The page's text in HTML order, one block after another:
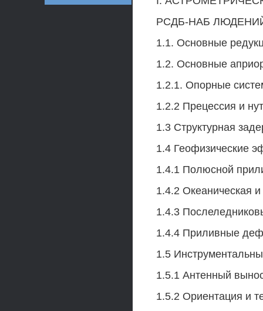
РСДБ-НАБ
1.1. Основные
1.2. Основные
1.2.1. Опорные
1.2.2 Прецессия и
1.3 Структурная
1.4 Геофизические
1.4.1 Полюсной
1.4.2 Океаническая
1.4.3
1.4.4 Приливные
1.5
1.5.1 Антенный
1.5.2 Ориентация и